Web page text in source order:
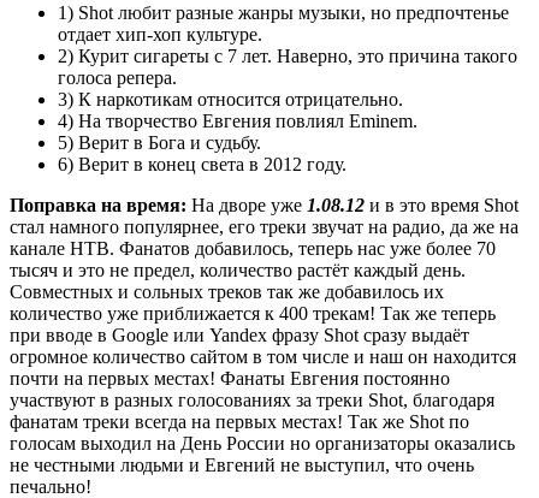
1) Shot любит разные жанры музыки, но предпочтенье
отдает хип-хоп культуре.
2) Курит сигареты с 7 лет. Наверно, это причина такого
голоса репера.
3) К наркотикам относится отрицательно.
4) На творчество Евгения повлиял Eminem.
5) Верит в Бога и судьбу.
6) Верит в конец света в 2012 году.
Поправка на время: На дворе уже 1.08.12 и в это время Shot
стал намного популярнее, его треки звучат на радио, да же на
канале НТВ. Фанатов добавилось, теперь нас уже более 70
тысяч и это не предел, количество растёт каждый день.
Совместных и сольных треков так же добавилось их
количество уже приближается к 400 трекам! Так же теперь
при вводе в Google или Yandex фразу Shot сразу выдаёт
огромное количество сайтом в том числе и наш он находится
почти на первых местах! Фанаты Евгения постоянно
участвуют в разных голосованиях за треки Shot, благодаря
фанатам треки всегда на первых местах! Так же Shot по
голосам выходил на День России но организаторы оказались
не честными людьми и Евгений не выступил, что очень
печально!